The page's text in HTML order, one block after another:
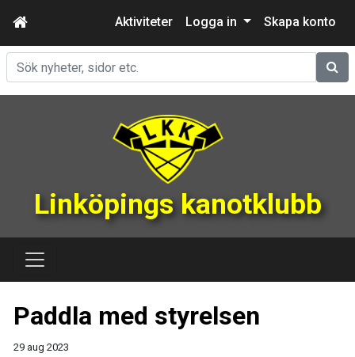
Aktiviteter Logga in Skapa konto
Sök
Linköpings kanotklubb
Paddla med styrelsen
29 aug 2023